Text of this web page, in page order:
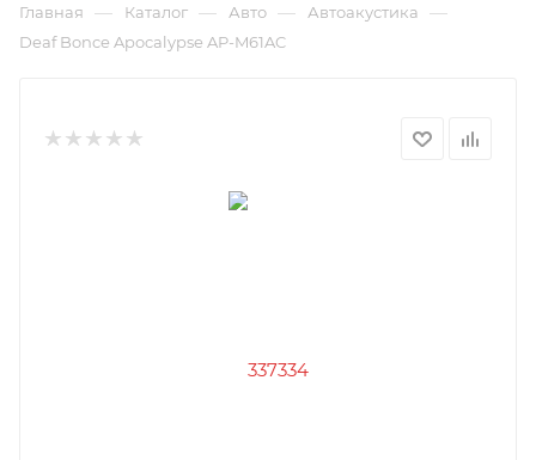
Главная — Каталог — Авто — Автоакустика —
Deaf Bonce Apocalypse AP-M61AC